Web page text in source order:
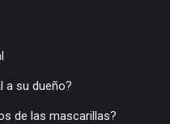
a su dueño?
de las mascarillas?